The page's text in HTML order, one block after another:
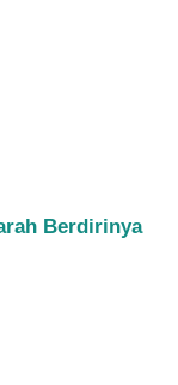
Berdirinya